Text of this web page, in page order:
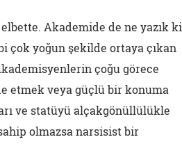
Akademide de ne yazık ki
çok yoğun şekilde ortaya çıkan
çoğu görece
etmek veya güçlü bir konuma
ve statüyü alçakgönüllülükle
olmazsa narsisist bir